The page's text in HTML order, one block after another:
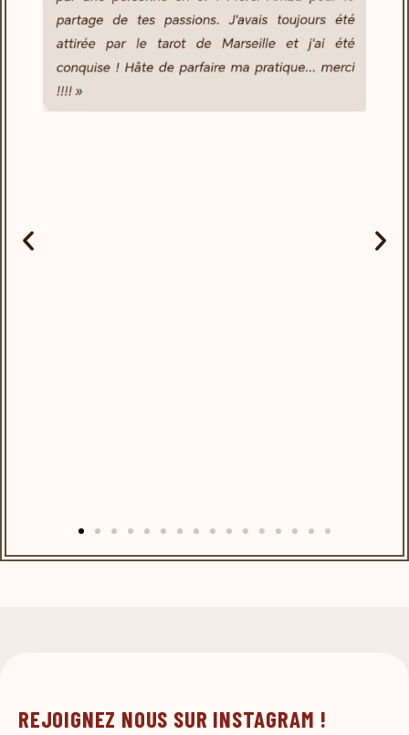
REJOIGNEZ NOUS SUR INSTAGRAM !